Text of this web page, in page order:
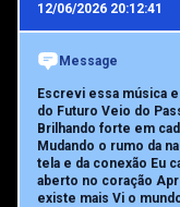
12/06/2026 20:12:41
Message
Escrevi essa música
do Futuro Veio do
Brilhando forte em
Mudando o rumo da
tela e da conexão Eu
aberto no coração
existe mais Vi o